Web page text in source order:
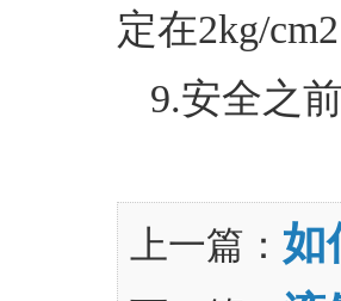
定在2kg/
9.安全之
上一篇： 如